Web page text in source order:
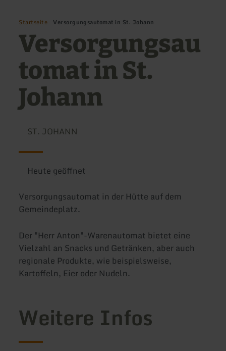
Startseite Versorgungsautomat in St. Johann
Versorgungsau
tomat in St.
Johann
ST. JOHANN
Heute geöffnet
Versorgungsautomat in der Hütte auf dem
Gemeindeplatz.
Der "Herr Anton"-Warenautomat bietet eine
Vielzahl an Snacks und Getränken, aber auch
regionale Produkte, wie beispielsweise,
Kartoffeln, Eier oder Nudeln.
Weitere Infos